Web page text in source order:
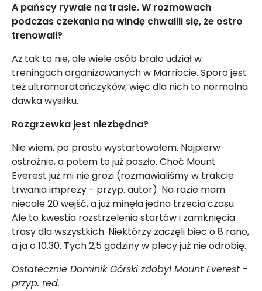
A pańscy rywale na trasie. W rozmowach
podczas czekania na windę chwalili się, że ostro
trenowali?
Aż tak to nie, ale wiele osób brało udział w
treningach organizowanych w Marriocie. Sporo jest
też ultramaratończyków, więc dla nich to normalna
dawka wysiłku.
Rozgrzewka jest niezbędna?
Nie wiem, po prostu wystartowałem. Najpierw
ostrożnie, a potem to już poszło. Choć Mount
Everest już mi nie grozi (rozmawialiśmy w trakcie
trwania imprezy - przyp. autor). Na razie mam
niecałe 20 wejść, a już minęła jedna trzecia czasu.
Ale to kwestia rozstrzelenia startów i zamknięcia
trasy dla wszystkich. Niektórzy zaczęli biec o 8 rano,
a ja o 10.30. Tych 2,5 godziny w plecy już nie odrobię.
Ostatecznie Dominik Górski zdobył Mount Everest -
przyp. red.